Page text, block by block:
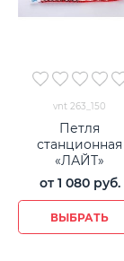
vnt 263_150
Петля
станционная
«ЛАЙТ»
от 1 080 руб.
ВЫБРАТЬ